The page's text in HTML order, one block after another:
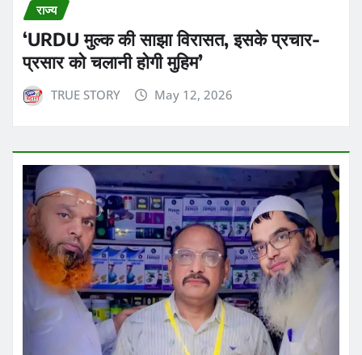
राज्य
‘URDU मुल्क की साझा विरासत, इसके प्रचार-
प्रसार को चलानी होगी मुहिम’
TRUE STORY May 12, 2026